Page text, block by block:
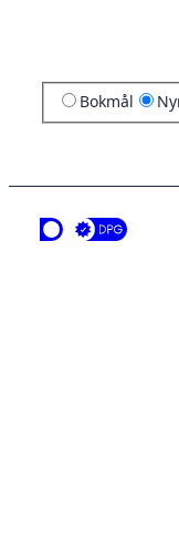
Bokmål